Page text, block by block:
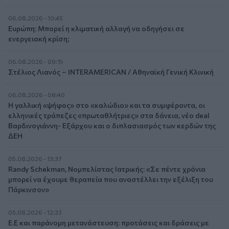
06.08.2026 - 10:45
Ευρώπη: Μπορεί η κλιματική αλλαγή να οδηγήσει σε
ενεργειακή κρίση;
06.08.2026 - 09:15
Στέλιος Λιανός – INTERAMERICAN / Αθηναϊκή Γενική Κλινική
06.08.2026 - 08:40
Η γαλλική «ψήφος» στο «καλώδιο» και τα συμφέροντα, οι
ελληνικές τράπεζες «πρωταθλήτριες» στα δάνεια, νέο deal
Βαρδινογιάννη- Εξάρχου και ο διπλασιασμός των κερδών της
ΔΕΗ
05.08.2026 - 13:37
Randy Schekman, Νομπελίστας Ιατρικής: «Σε πέντε χρόνια
μπορεί να έχουμε θεραπεία που αναστέλλει την εξέλιξη του
Πάρκινσον»
05.08.2026 - 12:33
Ε.Ε και παράνομη μετανάστευση: προτάσεις και δράσεις με